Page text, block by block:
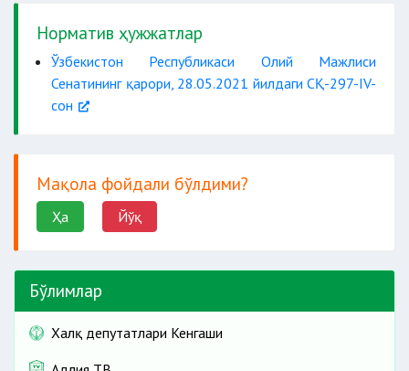
Норматив ҳужжатлар
Ўзбекистон Республикаси Олий Мажлиси
Сенатининг қарори, 28.05.2021 йилдаги СҚ-297-IV-
сон
Мақола фойдали бўлдими?
Ҳа Йўқ
Бўлимлар
Халқ депутатлари Кенгаши